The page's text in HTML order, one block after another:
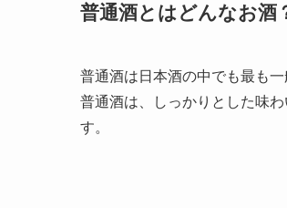
普通酒とはどんなお酒
普通酒は日本酒の中でも最も
普通酒は、しっかりとした味
す。